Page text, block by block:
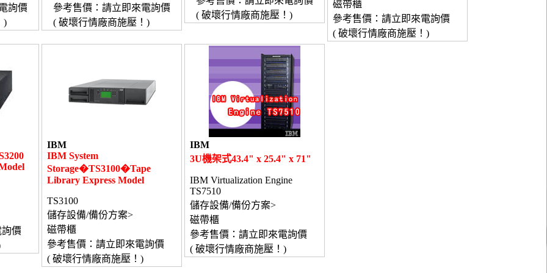
詢價
)
參考售價：請立即來電詢價
( 破壞行情廠商施壓！)
( 破壞行情廠商施壓！)
磁帶櫃
參考售價：請立即來電詢價
( 破壞行情廠商施壓！)
價
IBM
IBM System
Storage�TS3100�Tape
Library Express Model
TS3100
儲存設備/備份方案>
磁帶櫃
參考售價：請立即來電詢價
( 破壞行情廠商施壓！)
IBM
3U機架式43.4" x 25.4" x 71"
IBM Virtualization Engine
TS7510
儲存設備/備份方案>
磁帶櫃
參考售價：請立即來電詢價
( 破壞行情廠商施壓！)